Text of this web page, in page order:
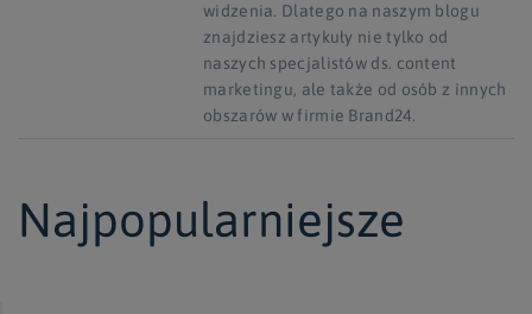
widzenia. Dlatego na naszym blogu
znajdziesz artykuły nie tylko od
naszych specjalistów ds. content
marketingu, ale także od osób z innych
obszarów w firmie Brand24.
Najpopularniejsze